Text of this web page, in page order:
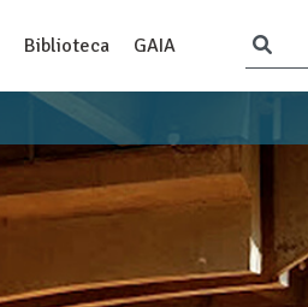
Biblioteca GAIA